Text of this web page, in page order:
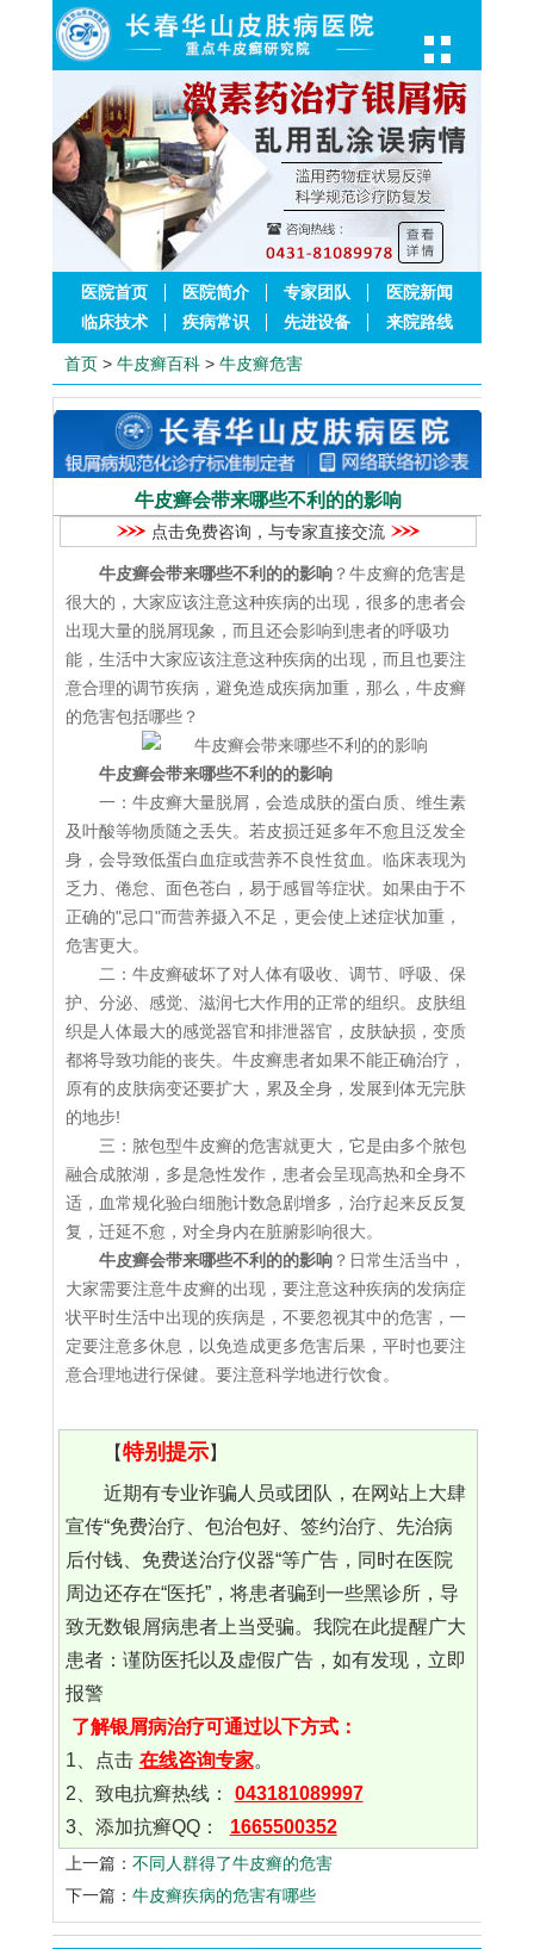
医院首页 医院简介 专家团队
医院新闻
临床技术
疾病常识 先进设备 来院路线
首页 > 牛皮癣百科 > 牛皮癣危害
牛皮癣会带来哪些不利的的影响
点击免费咨询，与专家直接交流
牛皮癣会带来哪些不利的的影响 ？牛皮癣的危害是
很大的，大家应该注意这种疾病的出现，很多的患者会
出现大量的脱屑现象，而且还会影响到患者的呼吸功
能，生活中大家应该注意这种疾病的出现，而且也要注
意合理的调节疾病，避免造成疾病加重，那么，牛皮癣
的危害包括哪些？
牛皮癣会带来哪些不利的的影响
一：牛皮癣大量脱屑，会造成肤的蛋白质、维生素
及叶酸等物质随之丢失。若皮损迁延多年不愈且泛发全
身，会导致低蛋白血症或营养不良性贫血。临床表现为
乏力、倦怠、面色苍白，易于感冒等症状。如果由于不
正确的"忌口"而营养摄入不足，更会使上述症状加重，
危害更大。
二：牛皮癣破坏了对人体有吸收、调节、呼吸、保
护、分泌、感觉、滋润七大作用的正常的组织。皮肤组
织是人体最大的感觉器官和排泄器官，皮肤缺损，变质
都将导致功能的丧失。牛皮癣患者如果不能正确治疗，
原有的皮肤病变还要扩大，累及全身，发展到体无完肤
的地步!
三：脓包型牛皮癣的危害就更大，它是由多个脓包
融合成脓湖，多是急性发作，患者会呈现高热和全身不
适，血常规化验白细胞计数急剧增多，治疗起来反反复
复，迁延不愈，对全身内在脏腑影响很大。
牛皮癣会带来哪些不利的的影响 ？日常生活当中，
大家需要注意牛皮癣的出现，要注意这种疾病的发病症
状平时生活中出现的疾病是，不要忽视其中的危害，一
定要注意多休息，以免造成更多危害后果，平时也要注
意合理地进行保健。要注意科学地进行饮食。
【特别提示】
近期有专业诈骗人员或团队，在网站上大肆
宣传“免费治疗、包治包好、签约治疗、先治病
后付钱、免费送治疗仪器“等广告，同时在医院
周边还存在“医托”，将患者骗到一些黑诊所，导
致无数银屑病患者上当受骗。我院在此提醒广大
患者：谨防医托以及虚假广告，如有发现，立即
报警
了解银屑病治疗可通过以下方式：
1、点击 在线咨询专家。
2、致电抗癣热线：
043181089997
3、添加抗癣QQ：
1665500352
上一篇： 不同人群得了牛皮癣的危害
下一篇： 牛皮癣疾病的危害有哪些